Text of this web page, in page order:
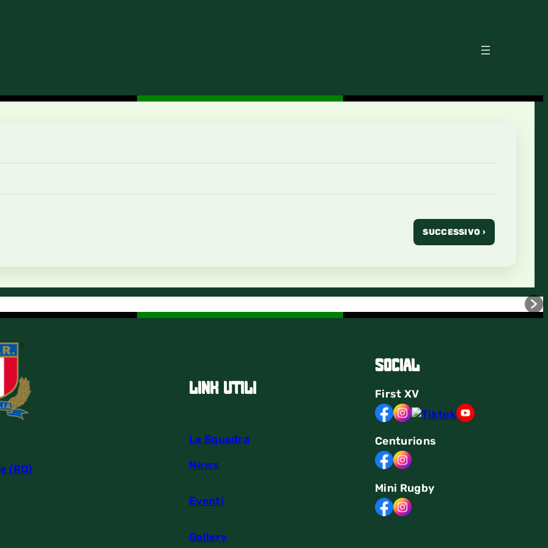
SUCCESSIVO ›
(RO)
link utili
La Squadra
News
Eventi
Gallery
Social
First XV
Centurions
Mini Rugby